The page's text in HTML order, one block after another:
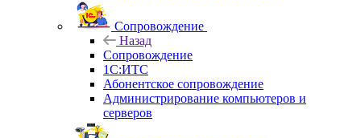
Сопровождение
Назад
Сопровождение
1C:ИТС
Абонентское сопровождение
Администрирование компьютеров и
серверов